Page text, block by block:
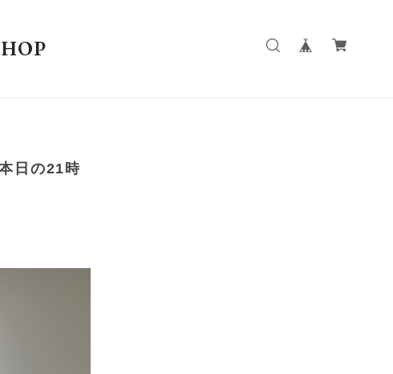
日の21時